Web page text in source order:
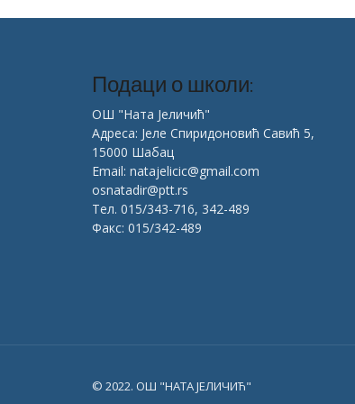
Подаци о школи:
ОШ "Ната Јеличић"
Адреса: Јеле Спиридоновић Савић 5,
15000 Шабац
Email: natajelicic@gmail.com
osnatadir@ptt.rs
Тел. 015/343-716, 342-489
Факс: 015/342-489
© 2022. ОШ "НАТА ЈЕЛИЧИЋ"